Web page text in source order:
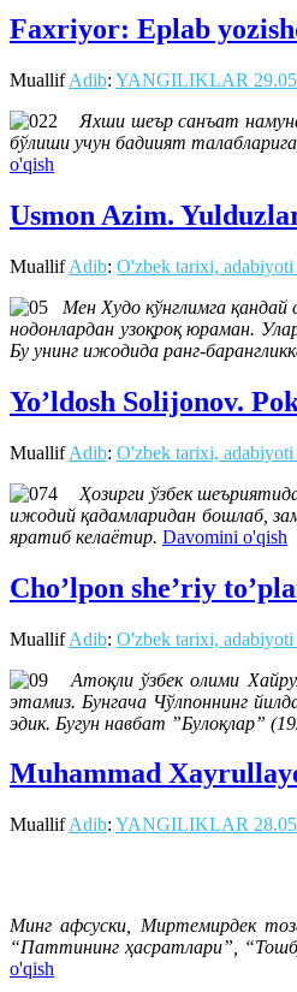
Faxriyor: Eplab
MuallifAdib: YANGILIKLAR
Яхши шеър санъат
бўлиши учун бадиият
o'qish
Usmon Azim.
MuallifAdib: O'zbek tarixi, adabiyoti
Мен Худо кўнглимга
нодонлардан узоқроқ юраман.
Бу унинг ижодида ранг-
Yo’ldosh Solijonov.
MuallifAdib: O'zbek tarixi, adabiyoti
Ҳозирги ўзбек
ижодий қадамларидан бошлаб,
яратиб келаётир. Davomini o'qish
Cho’lpon she’riy
MuallifAdib: O'zbek tarixi, adabiyoti
Атоқли ўзбек олими
этамиз. Бунгача Чўлпоннинг
эдик. Бугун навбат ”Булоқлар”
Muhammad
MuallifAdib: YANGILIKLAR
Минг афсуски, Миртемирдек
“Паттининг ҳасратлари”,
o'qish